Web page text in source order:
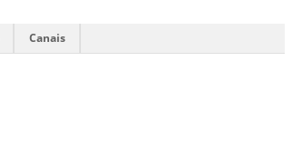
Canais